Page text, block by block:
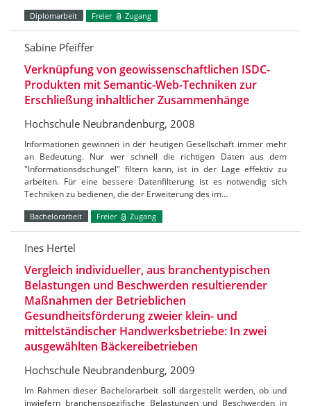
Diplomarbeit Freier Zugang
Sabine Pfeiffer
Verknüpfung von geowissenschaftlichen ISDC-
Produkten mit Semantic-Web-Techniken zur
Erschließung inhaltlicher Zusammenhänge
Hochschule Neubrandenburg, 2008
Informationen gewinnen in der heutigen Gesellschaft immer mehr
an Bedeutung. Nur wer schnell die richtigen Daten aus dem
"Informationsdschungel" filtern kann, ist in der Lage effektiv zu
arbeiten. Für eine bessere Datenfilterung ist es notwendig sich
Techniken zu bedienen, die der Erweiterung des im…
Bachelorarbeit Freier Zugang
Ines Hertel
Vergleich individueller, aus branchentypischen
Belastungen und Beschwerden resultierender
Maßnahmen der Betrieblichen
Gesundheitsförderung zweier klein- und
mittelständischer Handwerksbetriebe: In zwei
ausgewählten Bäckereibetrieben
Hochschule Neubrandenburg, 2009
Im Rahmen dieser Bachelorarbeit soll dargestellt werden, ob und
inwiefern branchenspezifische Belastungen und Beschwerden in